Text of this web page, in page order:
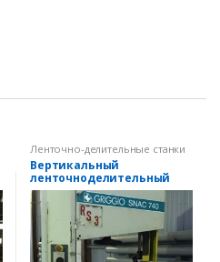
Ленточно-делительные станки
Вертикальный
ленточноделительный
станок Griggio Snac 740RS
б/у